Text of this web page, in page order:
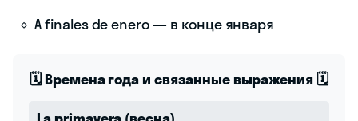
A finales de enero — в конце января
🗓️ Времена года и связанные выражения 🗓️